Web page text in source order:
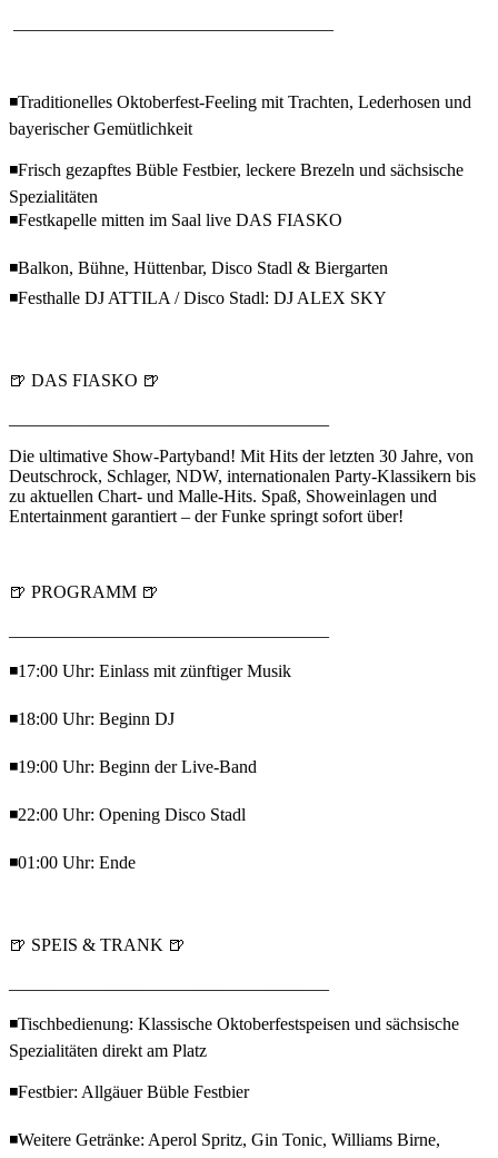
◾Traditionelles Oktoberfest-Feeling mit Trachten, Lederhosen und
bayerischer Gemütlichkeit
◾Frisch gezapftes Büble Festbier, leckere Brezeln und sächsische
Spezialitäten
◾Festkapelle mitten im Saal live DAS FIASKO
◾Balkon, Bühne, Hüttenbar, Disco Stadl & Biergarten
◾Festhalle DJ ATTILA / Disco Stadl: DJ ALEX SKY
🍺 DAS FIASKO 🍺
Die ultimative Show-Partyband! Mit Hits der letzten 30 Jahre, von
Deutschrock, Schlager, NDW, internationalen Party-Klassikern bis
zu aktuellen Chart- und Malle-Hits. Spaß, Showeinlagen und
Entertainment garantiert – der Funke springt sofort über!
🍺 PROGRAMM 🍺
◾17:00 Uhr: Einlass mit zünftiger Musik
◾18:00 Uhr: Beginn DJ
◾19:00 Uhr: Beginn der Live-Band
◾22:00 Uhr: Opening Disco Stadl
◾01:00 Uhr: Ende
🍺 SPEIS & TRANK 🍺
◾Tischbedienung: Klassische Oktoberfestspeisen und sächsische
Spezialitäten direkt am Platz
◾Festbier: Allgäuer Büble Festbier
◾Weitere Getränke: Aperol Spritz, Gin Tonic, Williams Birne,